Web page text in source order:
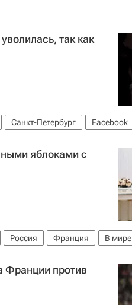
так как
Санкт-Петербург Facebook
яблоками с
Россия Франция
В мире
Франции против